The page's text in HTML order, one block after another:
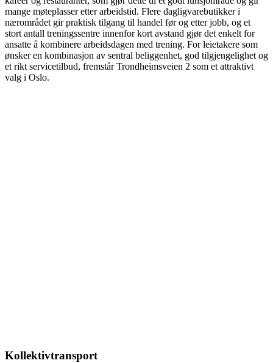
mange møteplasser etter arbeidstid. Flere dagligvarebutikker i
nærområdet gir praktisk tilgang til handel før og etter jobb, og et
stort antall treningssentre innenfor kort avstand gjør det enkelt for
ansatte å kombinere arbeidsdagen med trening. For leietakere som
ønsker en kombinasjon av sentral beliggenhet, god tilgjengelighet og
et rikt servicetilbud, fremstår Trondheimsveien 2 som et attraktivt
valg i Oslo.
Kollektivtransport